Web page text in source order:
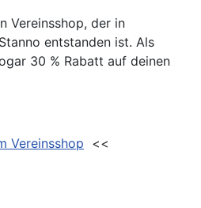
Vereinsshop, der in
entstanden ist. Als
30 % Rabatt auf deinen
Vereinsshop <<